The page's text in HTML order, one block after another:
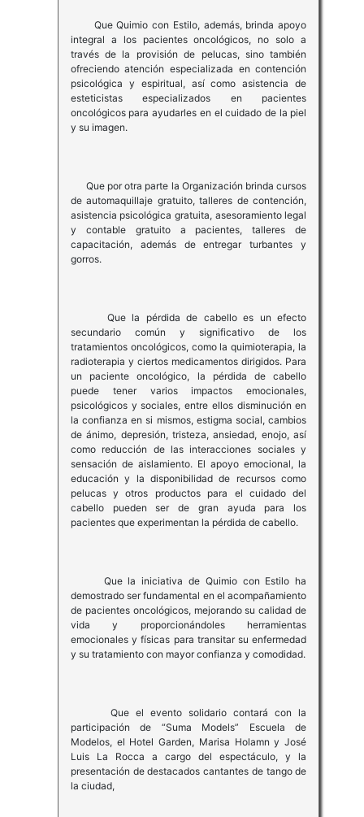
Que Quimio con Estilo, además, brinda apoyo
integral a los pacientes oncológicos, no solo a
través de la provisión de pelucas, sino también
ofreciendo atención especializada en contención
psicológica y espiritual, así como asistencia de
esteticistas especializados en pacientes
oncológicos para ayudarles en el cuidado de la piel
y su imagen.
Que por otra parte la Organización brinda cursos
de automaquillaje gratuito, talleres de contención,
asistencia psicológica gratuita, asesoramiento legal
y contable gratuito a pacientes, talleres de
capacitación, además de entregar turbantes y
gorros.
Que la pérdida de cabello es un efecto
secundario común y significativo de los
tratamientos oncológicos, como la quimioterapia, la
radioterapia y ciertos medicamentos dirigidos. Para
un paciente oncológico, la pérdida de cabello
puede tener varios impactos emocionales,
psicológicos y sociales, entre ellos disminución en
la confianza en si mismos, estigma social, cambios
de ánimo, depresión, tristeza, ansiedad, enojo, así
como reducción de las interacciones sociales y
sensación de aislamiento. El apoyo emocional, la
educación y la disponibilidad de recursos como
pelucas y otros productos para el cuidado del
cabello pueden ser de gran ayuda para los
pacientes que experimentan la pérdida de cabello.
Que la iniciativa de Quimio con Estilo ha
demostrado ser fundamental en el acompañamiento
de pacientes oncológicos, mejorando su calidad de
vida y proporcionándoles herramientas
emocionales y físicas para transitar su enfermedad
y su tratamiento con mayor confianza y comodidad.
Que el evento solidario contará con la
participación de “Suma Models” Escuela de
Modelos, el Hotel Garden, Marisa Holamn y José
Luis La Rocca a cargo del espectáculo, y la
presentación de destacados cantantes de tango de
la ciudad,